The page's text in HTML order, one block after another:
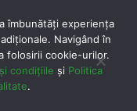
& City Manager
îmbunătăți experiența
Navigând în
folosirii cookie-urilor.
condițiile și Politica
.